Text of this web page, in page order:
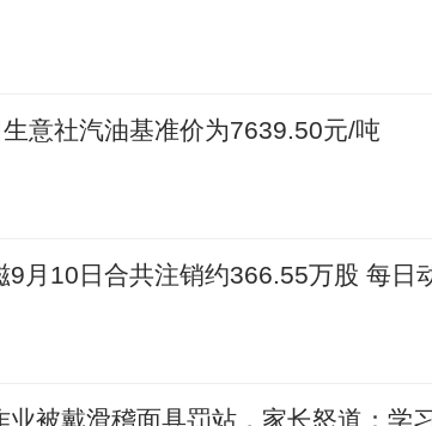
”还有多远？
意社汽油基准价为7639.50元/吨
9月10日合共注销约366.55万股 每日
业被戴滑稽面具罚站，家长怒道：学